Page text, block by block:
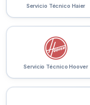
Servicio Técnico Haier
Servicio Técnico Hoover